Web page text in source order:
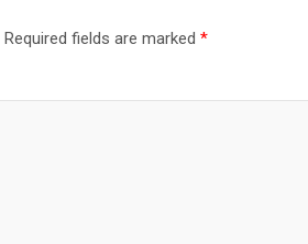
Required fields are marked *